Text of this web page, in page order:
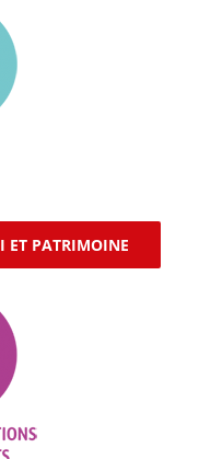
ET PATRIMOINE